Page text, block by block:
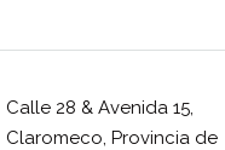
Calle 28 & Avenida 15,
Claromeco, Provincia de